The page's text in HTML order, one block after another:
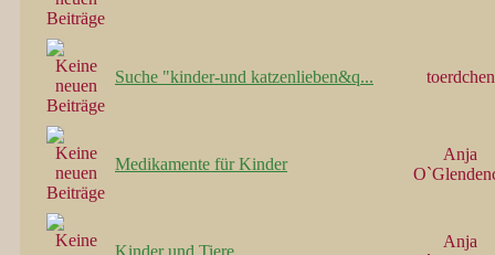
Suche "kinder-und katzenlieben&q... toerdchen
Medikamente für Kinder
Anja
Kinder und Tiere
Anja